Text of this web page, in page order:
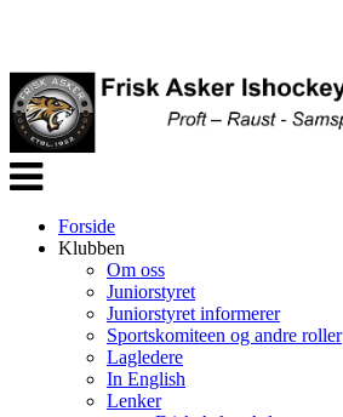
Veksle
navigasjon
Forside
Klubben
Om oss
Juniorstyret
Juniorstyret informerer
Sportskomiteen og andre roller
Lagledere
In English
Lenker